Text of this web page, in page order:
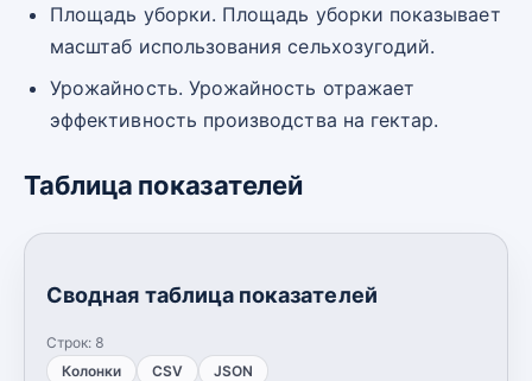
Площадь уборки. Площадь уборки показывает
масштаб использования сельхозугодий.
Урожайность. Урожайность отражает
эффективность производства на гектар.
Таблица показателей
Сводная таблица показателей
Строк: 8
Колонки
CSV JSON